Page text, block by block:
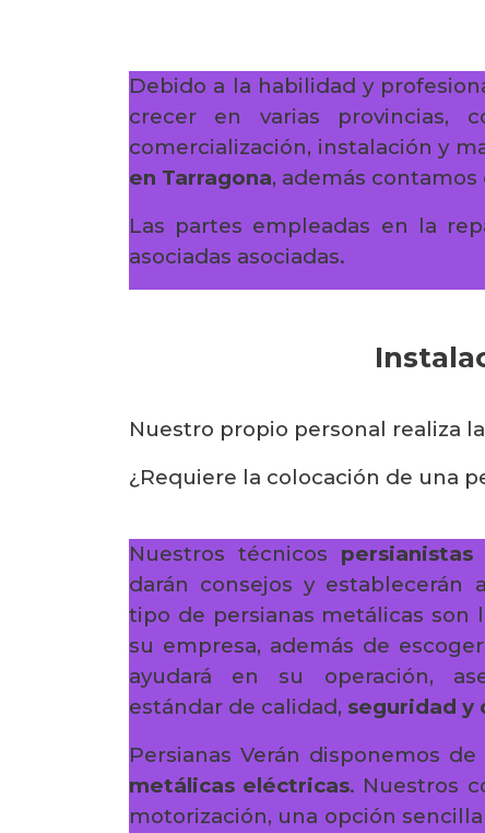
Debido a la habilidad y
crecer en varias provincias,
comercialización, instalación y
en Tarragona, además
Las partes empleadas en la
asociadas asociadas.
Nuestro propio personal realiza
¿Requiere la colocación de una
Nuestros técnicos persianistas
darán consejos y establecerán
tipo de persianas metálicas son
su empresa, además de
ayudará en su operación,
estándar de calidad, seguridad y
Persianas Verán disponemos
metálicas eléctricas. Nuestros
motorización, una opción